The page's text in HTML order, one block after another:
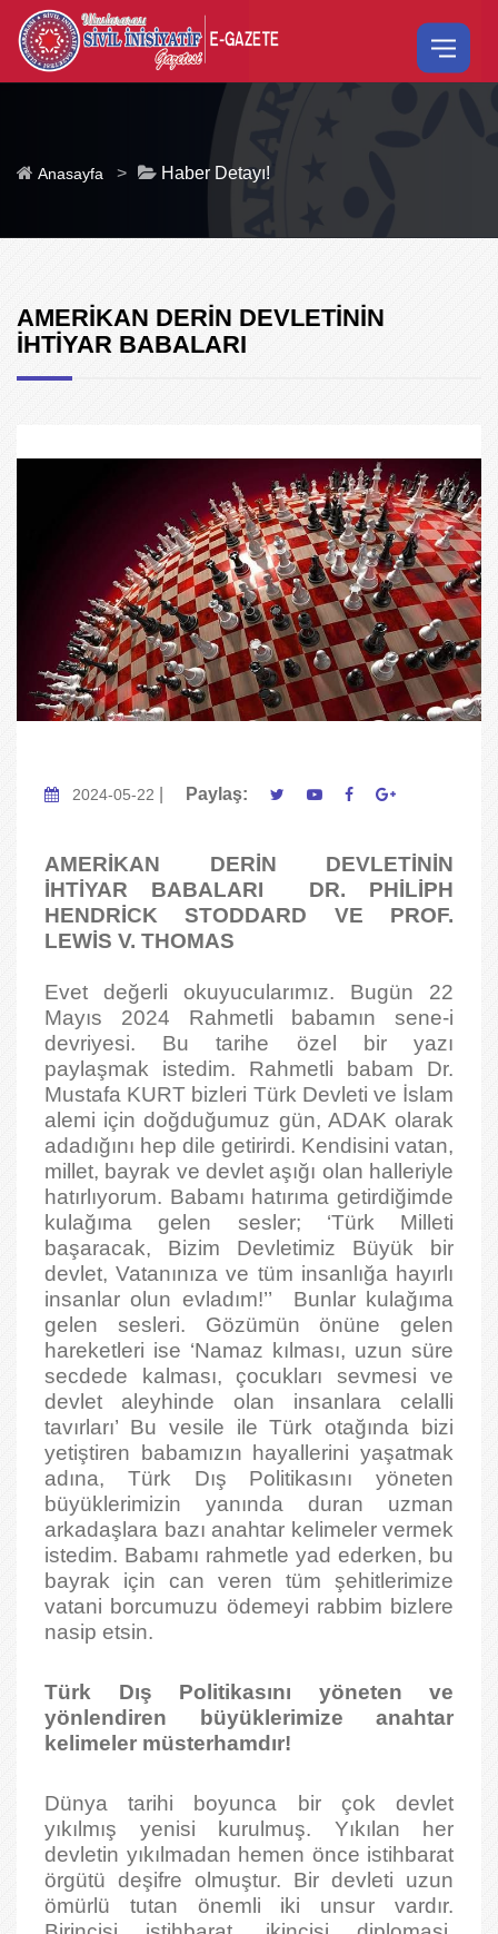
Anasayfa > Haber Detayı!
AMERİKAN DERİN DEVLETİNİN
İHTİYAR BABALARI
2024-05-22 Paylaş:
AMERİKAN DERİN DEVLETİNİN
İHTİYAR BABALARI DR. PHİLİPH
HENDRİCK STODDARD VE PROF.
LEWİS V. THOMAS
Evet değerli okuyucularımız. Bugün 22
Mayıs 2024 Rahmetli babamın sene-i
devriyesi. Bu tarihe özel bir yazı
paylaşmak istedim. Rahmetli babam Dr.
Mustafa KURT bizleri Türk Devleti ve İslam
alemi için doğduğumuz gün, ADAK olarak
adadığını hep dile getirirdi. Kendisini vatan,
millet, bayrak ve devlet aşığı olan halleriyle
hatırlıyorum. Babamı hatırıma getirdiğimde
kulağıma gelen sesler; ‘Türk Milleti
başaracak, Bizim Devletimiz Büyük bir
devlet, Vatanınıza ve tüm insanlığa hayırlı
insanlar olun evladım!’’ Bunlar kulağıma
gelen sesleri. Gözümün önüne gelen
hareketleri ise ‘Namaz kılması, uzun süre
secdede kalması, çocukları sevmesi ve
devlet aleyhinde olan insanlara celalli
tavırları’ Bu vesile ile Türk otağında bizi
yetiştiren babamızın hayallerini yaşatmak
adına, Türk Dış Politikasını yöneten
büyüklerimizin yanında duran uzman
arkadaşlara bazı anahtar kelimeler vermek
istedim. Babamı rahmetle yad ederken, bu
bayrak için can veren tüm şehitlerimize
vatani borcumuzu ödemeyi rabbim bizlere
nasip etsin.
Türk Dış Politikasını yöneten ve
yönlendiren büyüklerimize anahtar
kelimeler müsterhamdır!
Dünya tarihi boyunca bir çok devlet
yıkılmış yenisi kurulmuş. Yıkılan her
devletin yıkılmadan hemen önce istihbarat
örgütü deşifre olmuştur. Bir devleti uzun
ömürlü tutan önemli iki unsur vardır.